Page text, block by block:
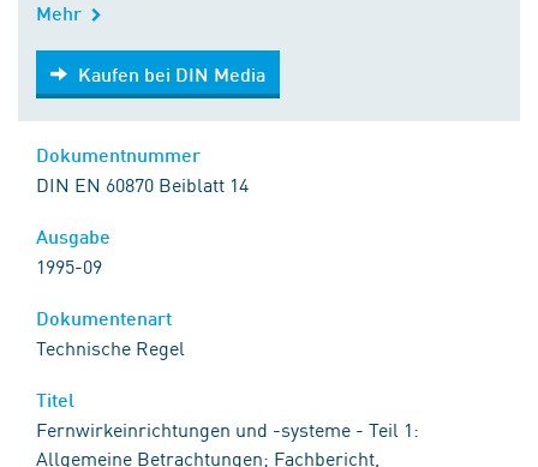
Mehr
Kaufen bei DIN Media
Kaufen bei DIN Media
DIN EN 60870 Beiblatt 14
1995-09
Technische Regel
Fernwirkeinrichtungen und -systeme - Teil 1:
Allgemeine Betrachtungen; Fachbericht,